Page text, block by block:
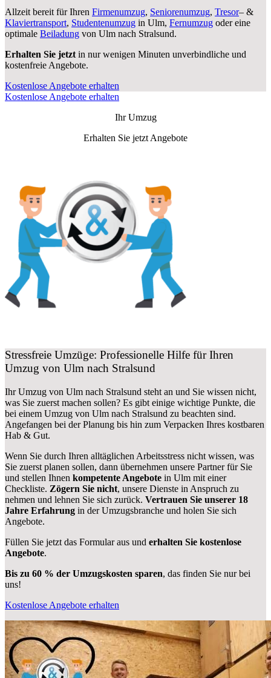
Allzeit bereit für Ihren Firmenumzug, Seniorenumzug, Tresor– &
Klaviertransport, Studentenumzug in Ulm, Fernumzug oder eine
optimale Beiladung von Ulm nach Stralsund.
Erhalten Sie jetzt in nur wenigen Minuten unverbindliche und
kostenfreie Angebote.
Kostenlose Angebote erhalten
Kostenlose Angebote erhalten
Ihr Umzug
Erhalten Sie jetzt Angebote
Stressfreie Umzüge: Professionelle Hilfe für Ihren
Umzug von Ulm nach Stralsund
Ihr Umzug von Ulm nach Stralsund steht an und Sie wissen nicht,
was Sie zuerst machen sollen? Es gibt einige wichtige Punkte, die
bei einem Umzug von Ulm nach Stralsund zu beachten sind.
Angefangen bei der Planung bis hin zum Verpacken Ihres kostbaren
Hab & Gut.
Wenn Sie durch Ihren alltäglichen Arbeitsstress nicht wissen, was
Sie zuerst planen sollen, dann übernehmen unsere Partner für Sie
und stellen Ihnen kompetente Angebote in Ulm mit einer
Checkliste. Zögern Sie nicht, unsere Dienste in Anspruch zu
nehmen und lehnen Sie sich zurück. Vertrauen Sie unserer 18
Jahre Erfahrung in der Umzugsbranche und holen Sie sich
Angebote.
Füllen Sie jetzt das Formular aus und erhalten Sie kostenlose
Angebote.
Bis zu 60 % der Umzugskosten sparen, das finden Sie nur bei
uns!
Kostenlose Angebote erhalten